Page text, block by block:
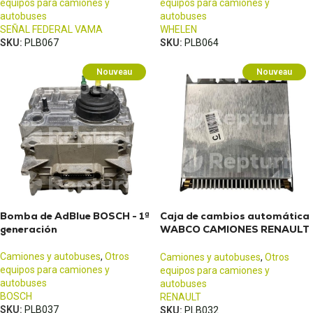
equipos para camiones y
autobuses
SEÑAL FEDERAL VAMA
SKU: PLB067
equipos para camiones y
autobuses
WHELEN
SKU: PLB064
Nouveau
Bomba de AdBlue BOSCH - 1ª
generación
Camiones y autobuses, Otros
equipos para camiones y
autobuses
BOSCH
SKU: PLB037
Nouveau
Caja de cambios automática
WABCO CAMIONES RENAULT
Camiones y autobuses, Otros
equipos para camiones y
autobuses
RENAULT
SKU: PLB032